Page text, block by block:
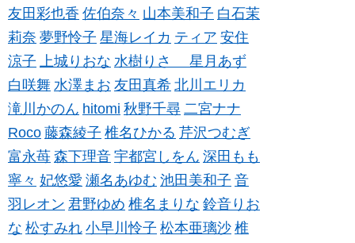
友田彩也香 佐伯奈々 山本美和子 白石茉
莉奈 夢野怜子 星海レイカ ティア 安住
涼子 上城りおな 水樹りさ 星月あず
白咲舞 水澤まお 友田真希 北川エリカ
滝川かのん hitomi 秋野千尋 二宮ナナ
Roco 藤森綾子 椎名ひかる 芹沢つむぎ
富永苺 森下理音 宇都宮しをん 深田もも
寧々 妃悠愛 瀬名あゆむ 池田美和子 音
羽レオン 君野ゆめ 椎名まりな 鈴音りお
な 松すみれ 小早川怜子 松本亜璃沙 椎